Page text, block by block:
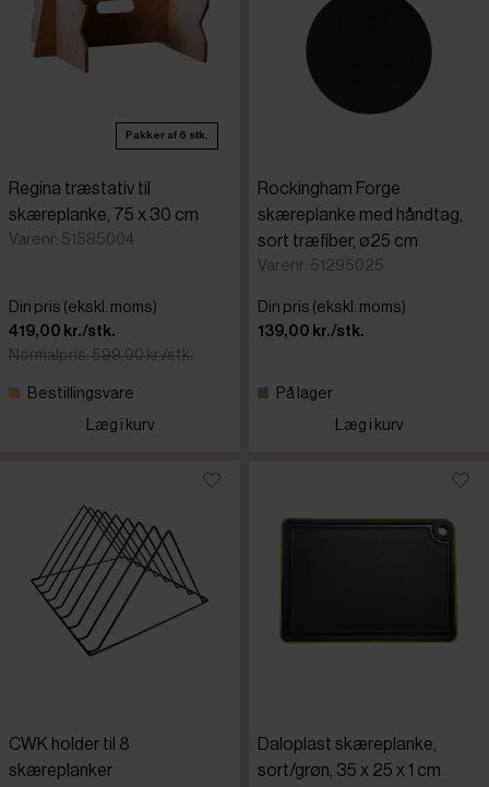
Pakker af 6 stk.
Regina træstativ til
skæreplanke, 75 x 30 cm
Varenr: 51585004
Din pris (ekskl. moms)
419,00 kr./stk.
Normalpris: 599,00 kr./stk.
Bestillingsvare
Læg i kurv
Rockingham Forge
skæreplanke med håndtag,
sort træfiber, ø25 cm
Varenr: 51295025
Din pris (ekskl. moms)
139,00 kr./stk.
På lager
Læg i kurv
CWK holder til 8
skæreplanker
Daloplast skæreplanke,
sort/grøn, 35 x 25 x 1 cm